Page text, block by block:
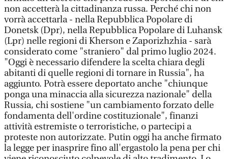
non accetterà la cittadinanza russa. Perché chi non
vorrà accettarla - nella Repubblica Popolare di
Donetsk (Dpr), nella Repubblica Popolare di Luhansk
(Lpr) nelle regioni di Kherson e Zaporizhzhia - sarà
considerato come "straniero" dal primo luglio 2024.
"Oggi è necessario difendere la scelta chiara degli
abitanti di quelle regioni di tornare in Russia", ha
aggiunto. Potrà essere deportato anche "chiunque
ponga una minaccia alla sicurezza nazionale" della
Russia, chi sostiene "un cambiamento forzato delle
fondamenta dell'ordine costituzionale", finanzi
attività estremiste o terroristiche, o partecipi a
proteste non autorizzate. Putin oggi ha anche firmato
la legge per inasprire fino all'ergastolo la pena per chi